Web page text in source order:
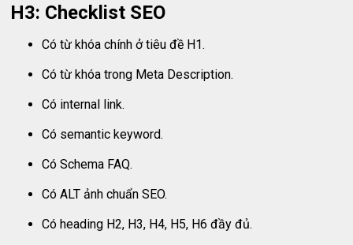
H3: Checklist SEO
Có từ khóa chính ở tiêu đề H1.
Có từ khóa trong Meta Description.
Có internal link.
Có semantic keyword.
Có Schema FAQ.
Có ALT ảnh chuẩn SEO.
Có heading H2, H3, H4, H5, H6 đầy đủ.